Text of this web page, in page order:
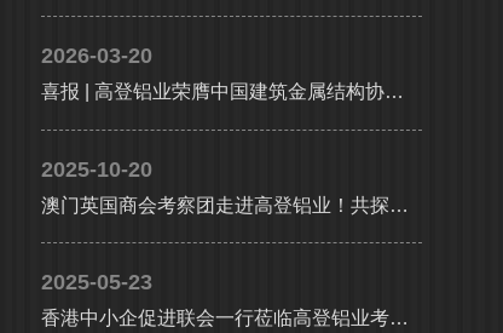
2026-03-20
喜报 | 高登铝业荣膺中国建筑金属结构协会铝门窗幕墙分会副会长单位，执行总裁李婧受聘副会长
2025-10-20
澳门英国商会考察团走进高登铝业！共探大湾区产业协同新机遇
2025-05-23
香港中小企促进联会一行莅临高登铝业考察交流，共探合作发展新机遇及产业升级新路径